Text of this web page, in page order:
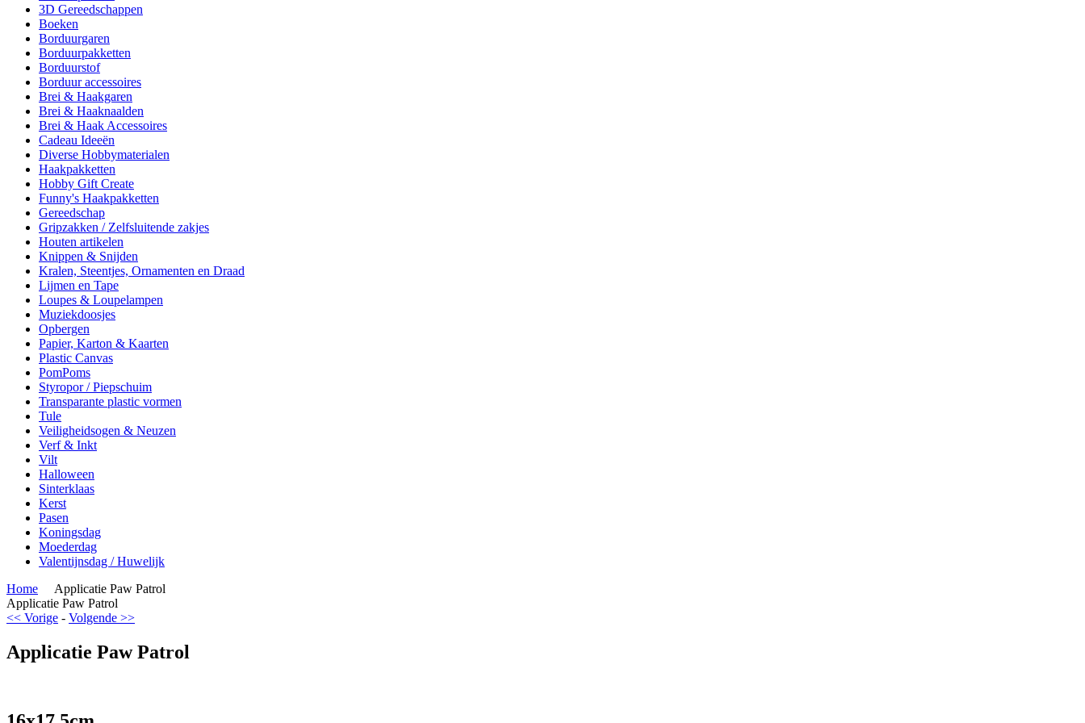
3D Gereedschappen
Boeken
Borduurgaren
Borduurpakketten
Borduurstof
Borduur accessoires
Brei & Haakgaren
Brei & Haaknaalden
Brei & Haak Accessoires
Cadeau Ideeën
Diverse Hobbymaterialen
Haakpakketten
Hobby Gift Create
Funny's Haakpakketten
Gereedschap
Gripzakken / Zelfsluitende zakjes
Houten artikelen
Knippen & Snijden
Kralen, Steentjes, Ornamenten en Draad
Lijmen en Tape
Loupes & Loupelampen
Muziekdoosjes
Opbergen
Papier, Karton & Kaarten
Plastic Canvas
PomPoms
Styropor / Piepschuim
Transparante plastic vormen
Tule
Veiligheidsogen & Neuzen
Verf & Inkt
Vilt
Halloween
Sinterklaas
Kerst
Pasen
Koningsdag
Moederdag
Valentijnsdag / Huwelijk
Home
Applicatie Paw Patrol
Applicatie Paw Patrol
<< Vorige - Volgende >>
Applicatie Paw Patrol